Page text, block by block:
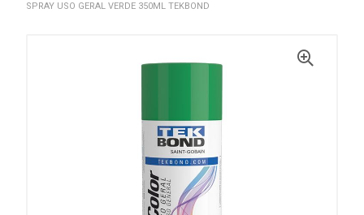
SPRAY USO GERAL VERDE 350ML TEKBOND